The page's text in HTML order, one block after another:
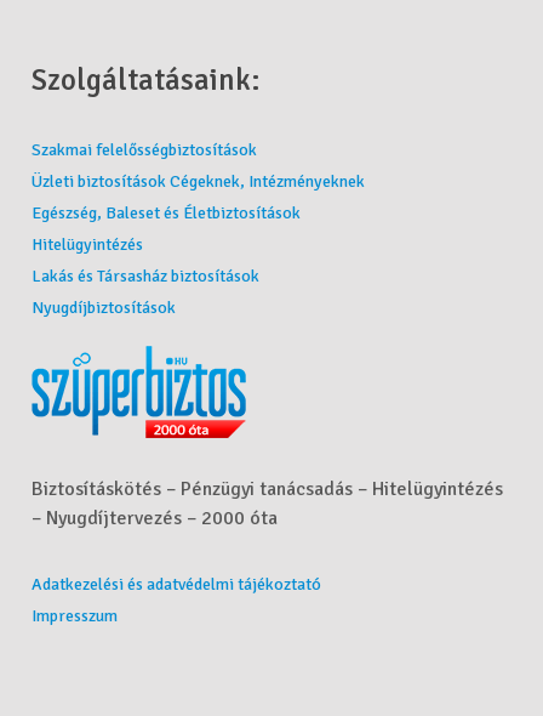
Szolgáltatásaink:
Szakmai felelősségbiztosítások
Üzleti biztosítások Cégeknek, Intézményeknek
Egészség, Baleset és Életbiztosítások
Hitelügyintézés
Lakás és Társasház biztosítások
Nyugdíjbiztosítások
Biztosításkötés – Pénzügyi tanácsadás – Hitelügyintézés
– Nyugdíjtervezés – 2000 óta
Adatkezelési és adatvédelmi tájékoztató
Impresszum